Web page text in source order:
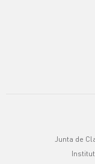
Junta de